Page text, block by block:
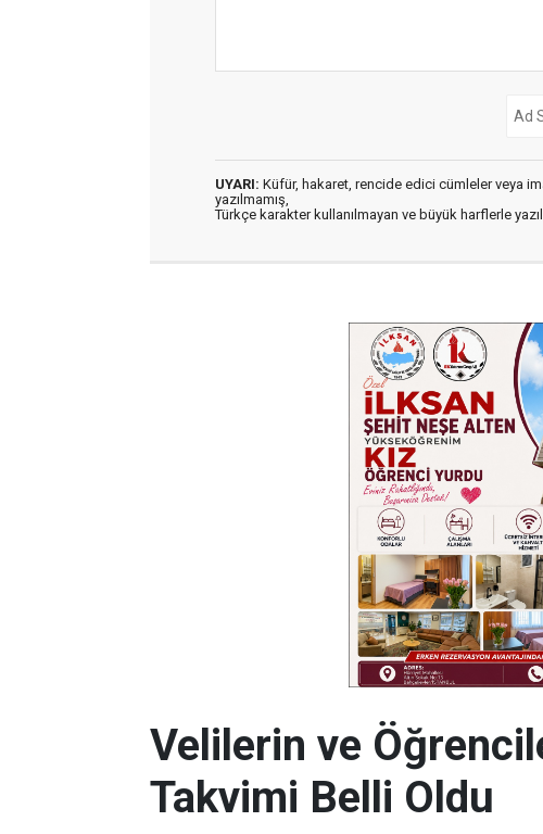
UYARI: Küfür, hakaret, rencide edici cümleler veya
yazılmamış,
Türkçe karakter kullanılmayan ve büyük harflerle
Velilerin ve
Takvimi Belli Oldu